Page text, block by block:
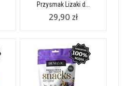
Przysmak Lizaki d...
29,90 zł